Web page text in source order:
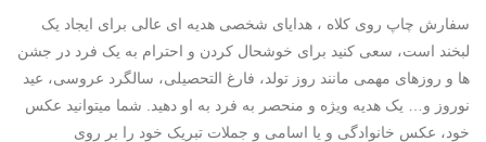
سفارش چاپ روی کلاه ، هدایای شخصی هدیه ای عالی برای ایجاد یک
لبخند است، سعی کنید برای خوشحال کردن و احترام به یک فرد در جشن
ها و روزهای مهمی مانند روز تولد، فارغ التحصیلی، سالگرد عروسی، عید
نوروز و… یک هدیه ویژه و منحصر به فرد به او دهید. شما میتوانید عکس
خود، عکس خانوادگی و یا اسامی و جملات تبریک خود را بر روی